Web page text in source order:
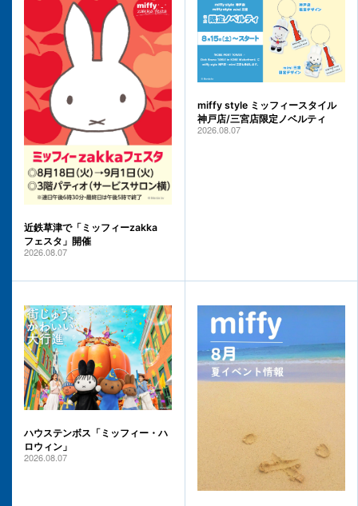
近鉄草津で「ミッフィーzakka
フェスタ」開催
2026.08.07
miffy style ミッフィースタイル
神戸店/三宮店限定ノベルティ
2026.08.07
ハウステンボス「ミッフィー・ハ
ロウィン」
2026.08.07